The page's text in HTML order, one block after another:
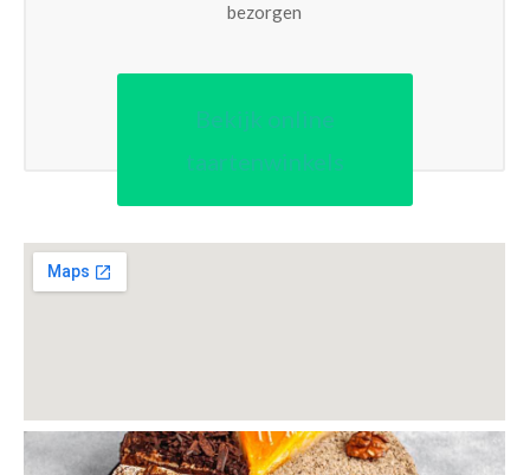
bezorgen
Bekijk online
taartenwinkels